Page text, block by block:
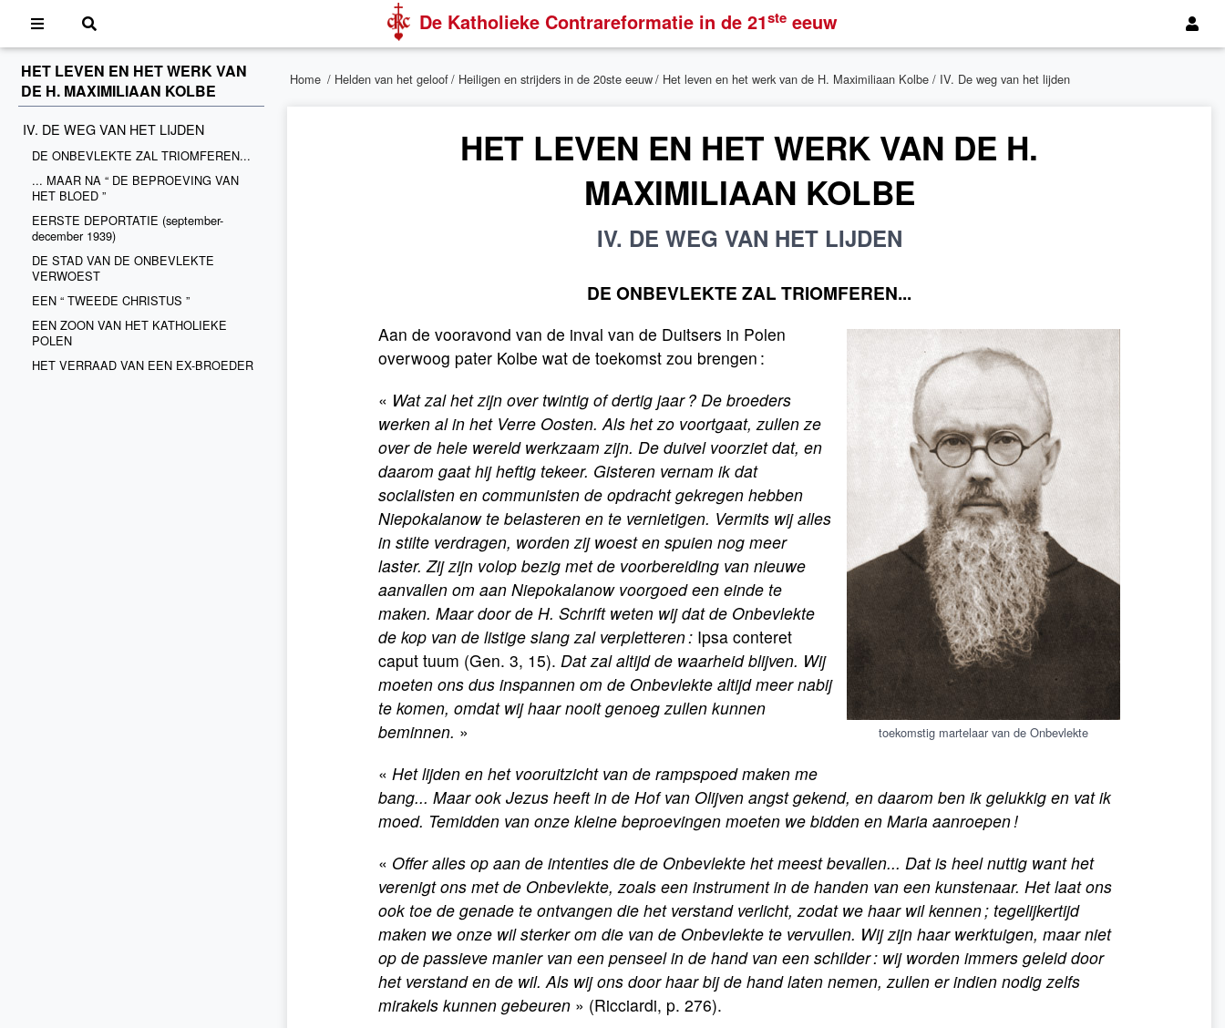
De Katholieke Contrareformatie in de 21ste eeuw
HET LEVEN EN HET WERK VAN
DE H. MAXIMILIAAN KOLBE
IV. DE WEG VAN HET LIJDEN
DE ONBEVLEKTE ZAL TRIOMFEREN...
... MAAR NA “ DE BEPROEVING VAN
HET BLOED ”
EERSTE DEPORTATIE (september-
december 1939)
DE STAD VAN DE ONBEVLEKTE
VERWOEST
EEN “ TWEEDE CHRISTUS ”
EEN ZOON VAN HET KATHOLIEKE
POLEN
HET VERRAAD VAN EEN EX-BROEDER
Home / Helden van het geloof/ Heiligen en strijders in de 20ste eeuw/ Het leven en het werk van de H. Maximiliaan Kolbe / IV. De weg van het lijden
HET LEVEN EN HET WERK VAN DE H.
MAXIMILIAAN KOLBE
IV. DE WEG VAN HET LIJDEN
DE ONBEVLEKTE ZAL TRIOMFEREN...
toekomstig martelaar van de Onbevlekte
Aan de vooravond van de inval van de Duitsers in Polen
overwoog pater Kolbe wat de toekomst zou brengen :
« Wat zal het zijn over twintig of dertig jaar ? De broeders
werken al in het Verre Oosten. Als het zo voortgaat, zullen ze
over de hele wereld werkzaam zijn. De duivel voorziet dat, en
daarom gaat hij heftig tekeer. Gisteren vernam ik dat
socialisten en communisten de opdracht gekregen hebben
Niepokalanow te belasteren en te vernietigen. Vermits wij alles
in stilte verdragen, worden zij woest en spuien nog meer
laster. Zij zijn volop bezig met de voorbereiding van nieuwe
aanvallen om aan Niepokalanow voorgoed een einde te
maken. Maar door de H. Schrift weten wij dat de Onbevlekte
de kop van de listige slang zal verpletteren : Ipsa conteret
caput tuum (Gen. 3, 15). Dat zal altijd de waarheid blijven. Wij
moeten ons dus inspannen om de Onbevlekte altijd meer nabij
te komen, omdat wij haar nooit genoeg zullen kunnen
beminnen. »
« Het lijden en het vooruitzicht van de rampspoed maken me
bang... Maar ook Jezus heeft in de Hof van Olijven angst gekend, en daarom ben ik gelukkig en vat ik
moed. Temidden van onze kleine beproevingen moeten we bidden en Maria aanroepen !
« Offer alles op aan de intenties die de Onbevlekte het meest bevallen... Dat is heel nuttig want het
verenigt ons met de Onbevlekte, zoals een instrument in de handen van een kunstenaar. Het laat ons
ook toe de genade te ontvangen die het verstand verlicht, zodat we haar wil kennen ; tegelijkertijd
maken we onze wil sterker om die van de Onbevlekte te vervullen. Wij zijn haar werktuigen, maar niet
op de passieve manier van een penseel in de hand van een schilder : wij worden immers geleid door
het verstand en de wil. Als wij ons door haar bij de hand laten nemen, zullen er indien nodig zelfs
mirakels kunnen gebeuren » (Ricciardi, p. 276).